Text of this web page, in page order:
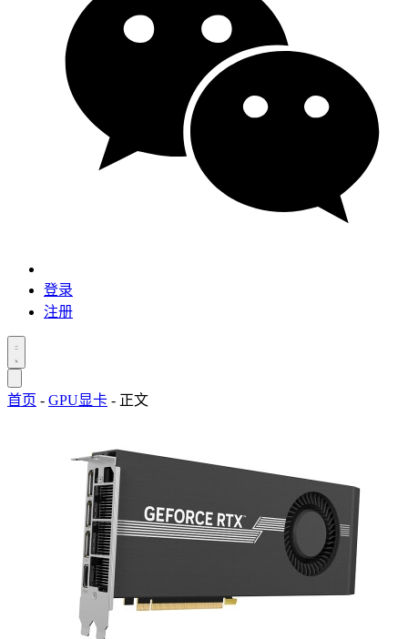
登录
注册
首页 - GPU显卡 - 正文